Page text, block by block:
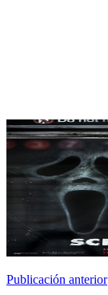
Publicación anterior